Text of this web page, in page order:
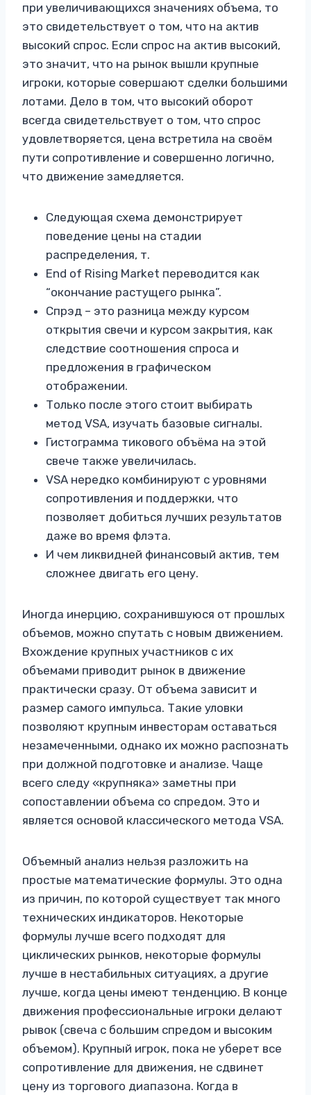
при увеличивающихся значениях объема, то
это свидетельствует о том, что на актив
высокий спрос. Если спрос на актив высокий,
это значит, что на рынок вышли крупные
игроки, которые совершают сделки большими
лотами. Дело в том, что высокий оборот
всегда свидетельствует о том, что спрос
удовлетворяется, цена встретила на своём
пути сопротивление и совершенно логично,
что движение замедляется.
Следующая схема демонстрирует
поведение цены на стадии
распределения, т.
End of Rising Market переводится как
“окончание растущего рынка”.
Спрэд – это разница между курсом
открытия свечи и курсом закрытия, как
следствие соотношения спроса и
предложения в графическом
отображении.
Только после этого стоит выбирать
метод VSA, изучать базовые сигналы.
Гистограмма тикового объёма на этой
свече также увеличилась.
VSA нередко комбинируют с уровнями
сопротивления и поддержки, что
позволяет добиться лучших результатов
даже во время флэта.
И чем ликвидней финансовый актив, тем
сложнее двигать его цену.
Иногда инерцию, сохранившуюся от прошлых
объемов, можно спутать с новым движением.
Вхождение крупных участников с их
объемами приводит рынок в движение
практически сразу. От объема зависит и
размер самого импульса. Такие уловки
позволяют крупным инвесторам оставаться
незамеченными, однако их можно распознать
при должной подготовке и анализе. Чаще
всего следу «крупняка» заметны при
сопоставлении объема со спредом. Это и
является основой классического метода VSA.
Объемный анализ нельзя разложить на
простые математические формулы. Это одна
из причин, по которой существует так много
технических индикаторов. Некоторые
формулы лучше всего подходят для
циклических рынков, некоторые формулы
лучше в нестабильных ситуациях, а другие
лучше, когда цены имеют тенденцию. В конце
движения профессиональные игроки делают
рывок (свеча с большим спредом и высоким
объемом). Крупный игрок, пока не уберет все
сопротивление для движения, не сдвинет
цену из торгового диапазона. Когда в